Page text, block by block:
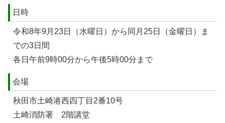
日時
令和8年9月23日（水曜日）から同月25日（金曜日）ま
での3日間
各日午前9時00分から午後5時00分まで
会場
秋田市土崎港西四丁目2番10号
土崎消防署 2階講堂